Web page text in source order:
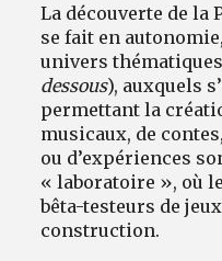
La découverte de la
se fait en
univers
dessous), auxquels
permettant la
musicaux, de
ou d’expériences
« laboratoire », où
bêta-testeurs de
construction.